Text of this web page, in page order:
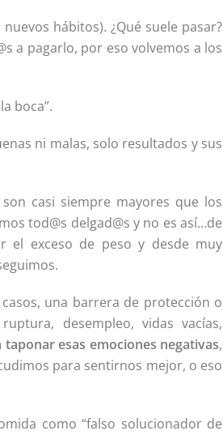
hábitos). ¿Qué suele pasar?
a pagarlo, por eso volvemos a los
boca”.
ni malas, solo resultados y sus
casi siempre mayores que los
tod@s delgad@s y no es así…de
el exceso de peso y desde muy
una barrera de protección o
desempleo, vidas vacías,
esas emociones negativas,
para sentirnos mejor, o eso
como “falso solucionador de